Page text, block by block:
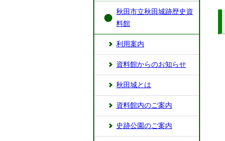
秋田市立秋田城跡歴史資
料館
利用案内
資料館からのお知らせ
秋田城とは
資料館内のご案内
史跡公園のご案内